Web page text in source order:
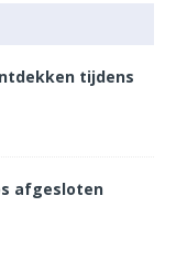
tijdens
afgesloten